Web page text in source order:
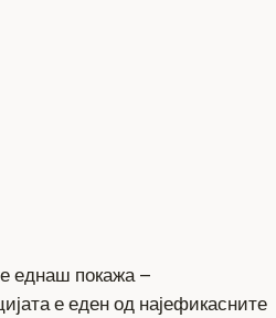
еднаш покажа –
е еден од најефикасните